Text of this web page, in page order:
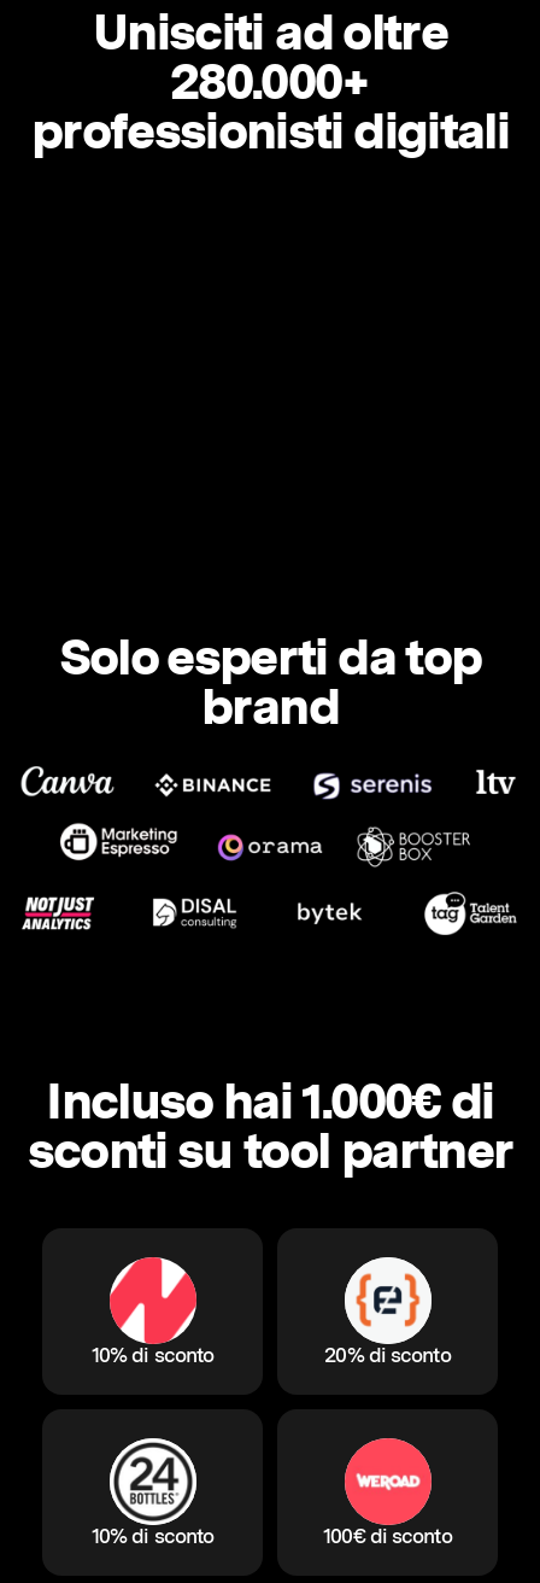
Unisciti ad oltre
280.000+
professionisti digitali
Solo esperti da top
brand
Incluso hai 1.000€ di
sconti su tool partner
10% di sconto 20% di sconto
10% di sconto 100€ di sconto